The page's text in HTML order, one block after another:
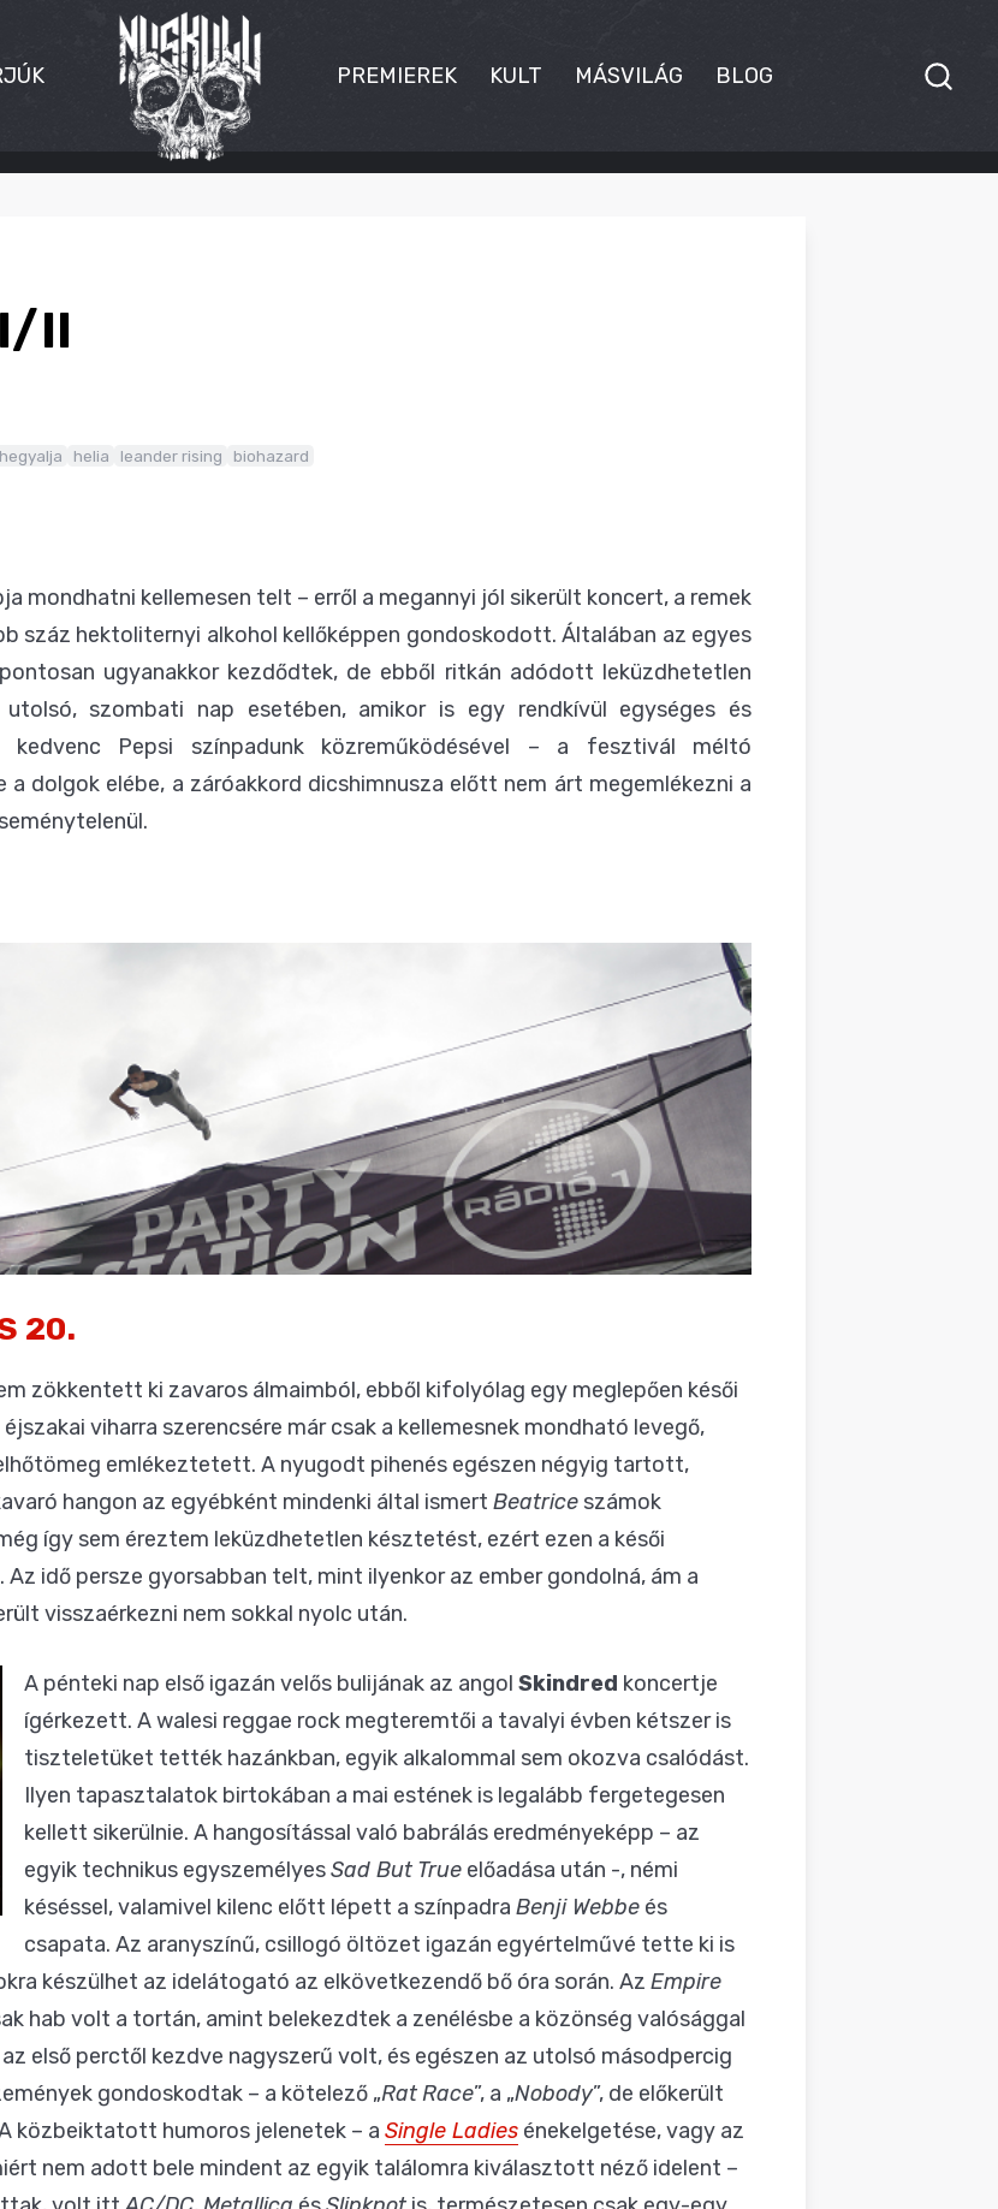
PREMIEREK KULT MÁSVILÁG BLOG
II
hegyalja helia leander rising biohazard
mondhatni kellemesen telt – erről a megannyi jól sikerült koncert, a remek
száz hektoliternyi alkohol kellőképpen gondoskodott. Általában az egyes
ugyanakkor kezdődtek, de ebből ritkán adódott leküzdhetetlen
szombati nap esetében, amikor is egy rendkívül egységes és
kedvenc Pepsi színpadunk közreműködésével – a fesztivál méltó
a dolgok elébe, a záróakkord dicshimnusza előtt nem árt megemlékezni a
20.
zökkentett ki zavaros álmaimból, ebből kifolyólag egy meglepően késői
viharra szerencsére már csak a kellemesnek mondható levegő,
emlékeztetett. A nyugodt pihenés egészen négyig tartott,
hangon az egyébként mindenki által ismert Beatrice számok
így sem éreztem leküzdhetetlen késztetést, ezért ezen a késői
idő persze gyorsabban telt, mint ilyenkor az ember gondolná, ám a
visszaérkezni nem sokkal nyolc után.
A pénteki nap első igazán velős bulijának az angolSkindred koncertje
ígérkezett. A walesi reggae rock megteremtői a tavalyi évben kétszer is
tiszteletüket tették hazánkban, egyik alkalommal sem okozva csalódást.
Ilyen tapasztalatok birtokában a mai estének is legalább fergetegesen
kellett sikerülnie. A hangosítással való babrálás eredményeképp – az
egyik technikus egyszemélyesSad But True előadása után -, némi
késéssel, valamivel kilenc előtt lépett a színpadraBenji Webbe és
csapata. Az aranyszínű, csillogó öltözet igazán egyértelművé tette ki is
készülhet az idelátogató az elkövetkezendő bő óra során. Az Empire
hab volt a tortán, amint belekezdtek a zenélésbe a közönség valósággal
első perctől kezdve nagyszerű volt, és egészen az utolsó másodpercig
gondoskodtak – a kötelező „RatRace”, a „Nobody”, de előkerült
közbeiktatott humoros jelenetek – a Single Ladies énekelgetése, vagy az
nem adott bele mindent az egyik találomra kiválasztott néző idelent –